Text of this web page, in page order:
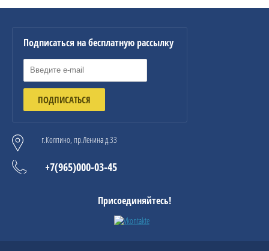
Подписаться на бесплатную рассылку
ПОДПИСАТЬСЯ
г.Колпино, пр.Ленина д.33
+7(965)000-03-45
Присоединяйтесь!